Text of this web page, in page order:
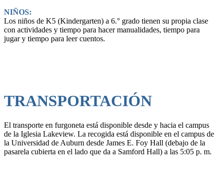
NIÑOS:
Los niños de K5 (Kindergarten) a 6.° grado tienen su propia clase
con actividades y tiempo para hacer manualidades, tiempo para
jugar y tiempo para leer cuentos.
TRANSPORTACIÓN
El transporte en furgoneta está disponible desde y hacia el campus
de la Iglesia Lakeview. La recogida está disponible en el campus de
la Universidad de Auburn desde James E. Foy Hall (debajo de la
pasarela cubierta en el lado que da a Samford Hall) a las 5:05 p. m.